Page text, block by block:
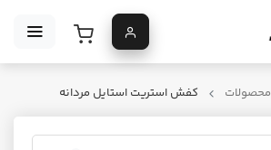
محصولات کفش استریت استایل مردانه